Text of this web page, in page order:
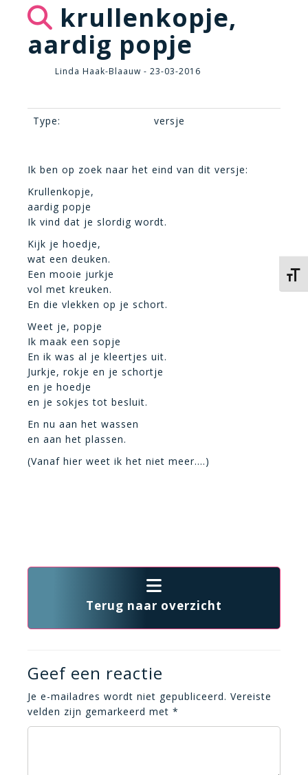
krullenkopje,
aardig popje
Linda Haak-Blaauw - 23-03-2016
Type: versje
Ik ben op zoek naar het eind van dit versje:
Krullenkopje,
aardig popje
Ik vind dat je slordig wordt.
Kijk je hoedje,
wat een deuken.
Een mooie jurkje
vol met kreuken.
En die vlekken op je schort.
Weet je, popje
Ik maak een sopje
En ik was al je kleertjes uit.
Jurkje, rokje en je schortje
en je hoedje
en je sokjes tot besluit.
En nu aan het wassen
en aan het plassen.
(Vanaf hier weet ik het niet meer….)
Terug naar overzicht
Geef een reactie
Je e-mailadres wordt niet gepubliceerd. Vereiste
velden zijn gemarkeerd met *